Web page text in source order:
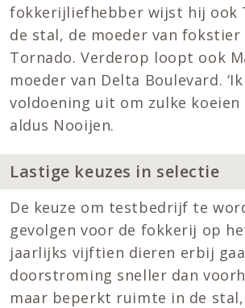
fokkerijliefhebber wijst hij ook
de stal, de moeder van fokstier
Tornado. Verderop loopt ook
moeder van Delta Boulevard.
voldoening uit om zulke koeien
aldus Nooijen.
Lastige keuzes in selectie
De keuze om testbedrijf te
gevolgen voor de fokkerij op
jaarlijks vijftien dieren erbij
doorstroming sneller dan
maar beperkt ruimte in de stal,